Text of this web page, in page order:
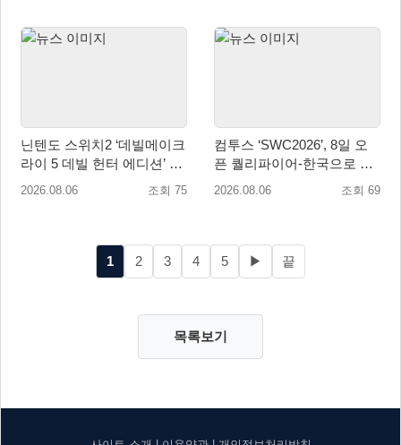
닌텐도 스위치2 ‘데빌메이크
라이 5 데빌 헌터 에디션’ 패
키지 제품 8월 7일 예약판매
2026.08.06 조회 75
컴투스 ‘SWC2026’, 8일 오
픈 퀄리파이어-한국으로 시
즌 개막!
2026.08.06 조회 69
1 2 3 4 5 ▶ 끝
목록보기